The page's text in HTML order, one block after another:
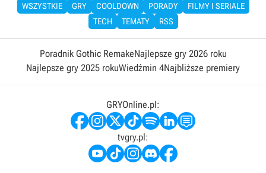
WSZYSTKIE GRY COOLDOWN PORADY
FILMY I SERIALE
TECH
TEMATY RSS
Poradnik Gothic RemakeNajlepsze gry 2026 roku
Najlepsze gry 2025 rokuWiedźmin 4Najbliższe premiery
GRYOnline.pl:
tvgry.pl: